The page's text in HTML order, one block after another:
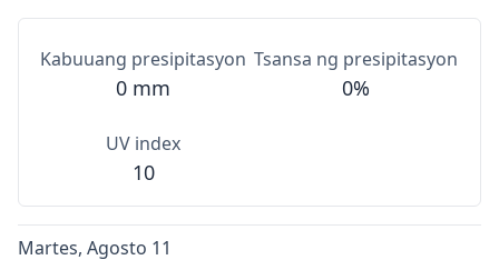
Kabuuang presipitasyon
0 mm
Tsansa ng presipitasyon
0%
UV index
10
Martes, Agosto 11